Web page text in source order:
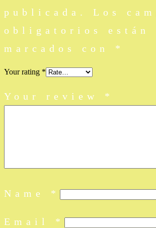
publicada.
Los
obligatorios están
marcados con *
Your rating *
Your review *
Name *
Email *